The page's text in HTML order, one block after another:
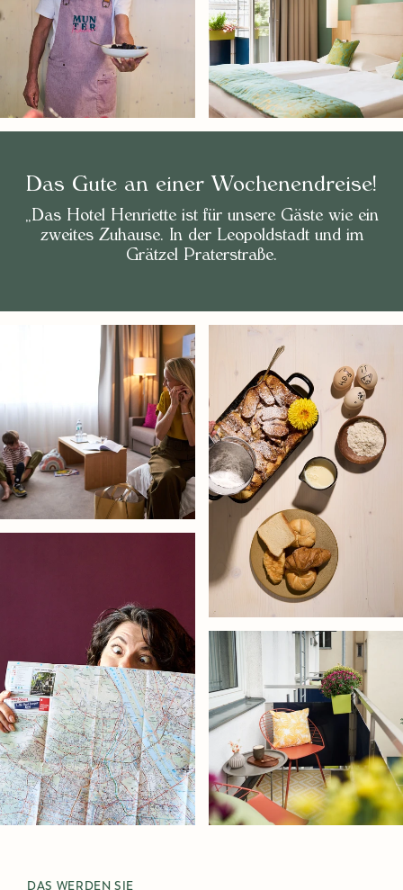
Das Gute an einer Wochenendreise!
„Das Hotel Henriette ist für unsere Gäste wie ein
zweites Zuhause. In der Leopoldstadt und im
Grätzel Praterstraße.